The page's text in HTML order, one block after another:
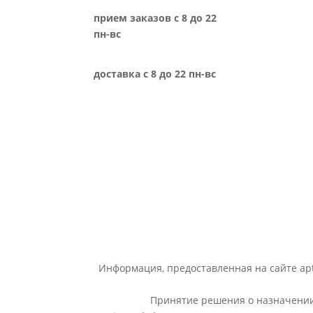
прием заказов с 8 до 22
пн-вс
доставка с 8 до 22 пн-вс
Информация, предоставленная на сайте
Принятие решения о